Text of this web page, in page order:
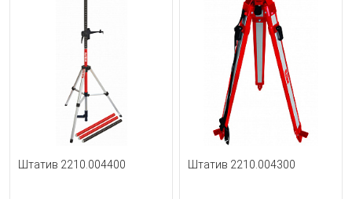
Штатив 2210.004400 Штатив 2210.004300